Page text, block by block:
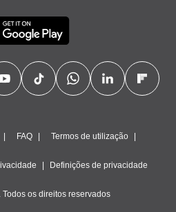
FAQ Termos de utilização
Definições de privacidade
os direitos reservados